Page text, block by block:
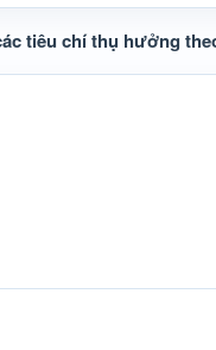
tiêu chí thụ hưởng